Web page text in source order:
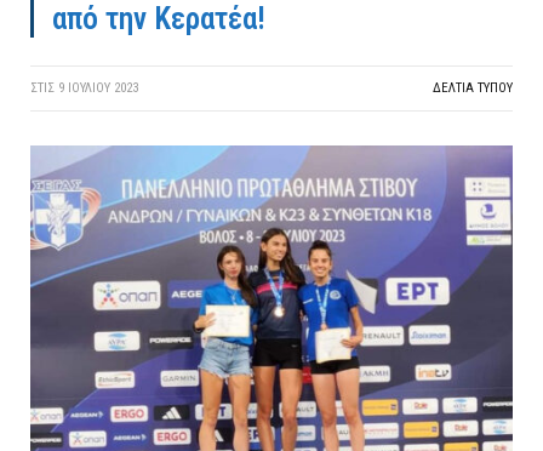
από την Κερατέα!
ΣΤΙΣ 9 ΙΟΥΛΊΟΥ 2023 ΔΕΛΤΙΑ ΤΥΠΟΥ